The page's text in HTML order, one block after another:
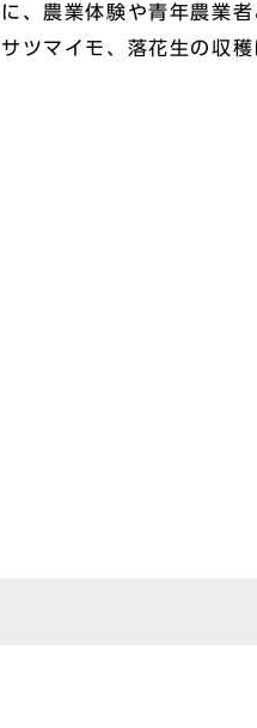
、農業体験や青年農業
ツマイモ、落花生の収